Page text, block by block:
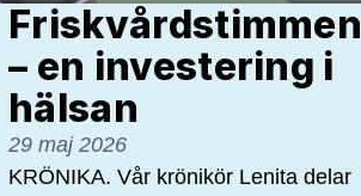
Friskvårdstimmen
– en investering i
hälsan
29 maj 2026
KRÖNIKA. Vår krönikör Lenita delar